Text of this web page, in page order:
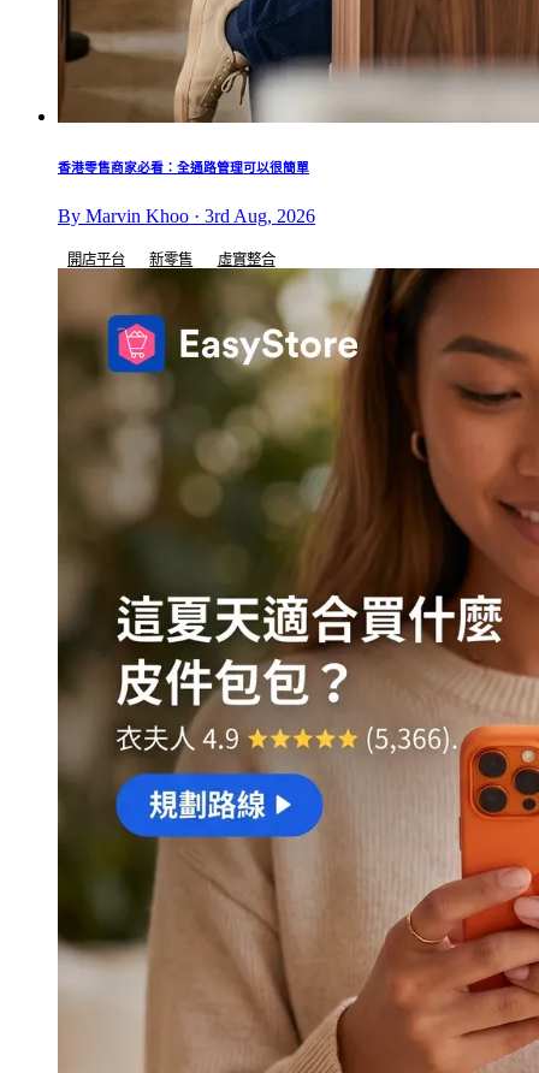
香港零售商家必看：全通路管理可以很簡單
By Marvin Khoo · 3rd Aug, 2026
開店平台 新零售 虛實整合